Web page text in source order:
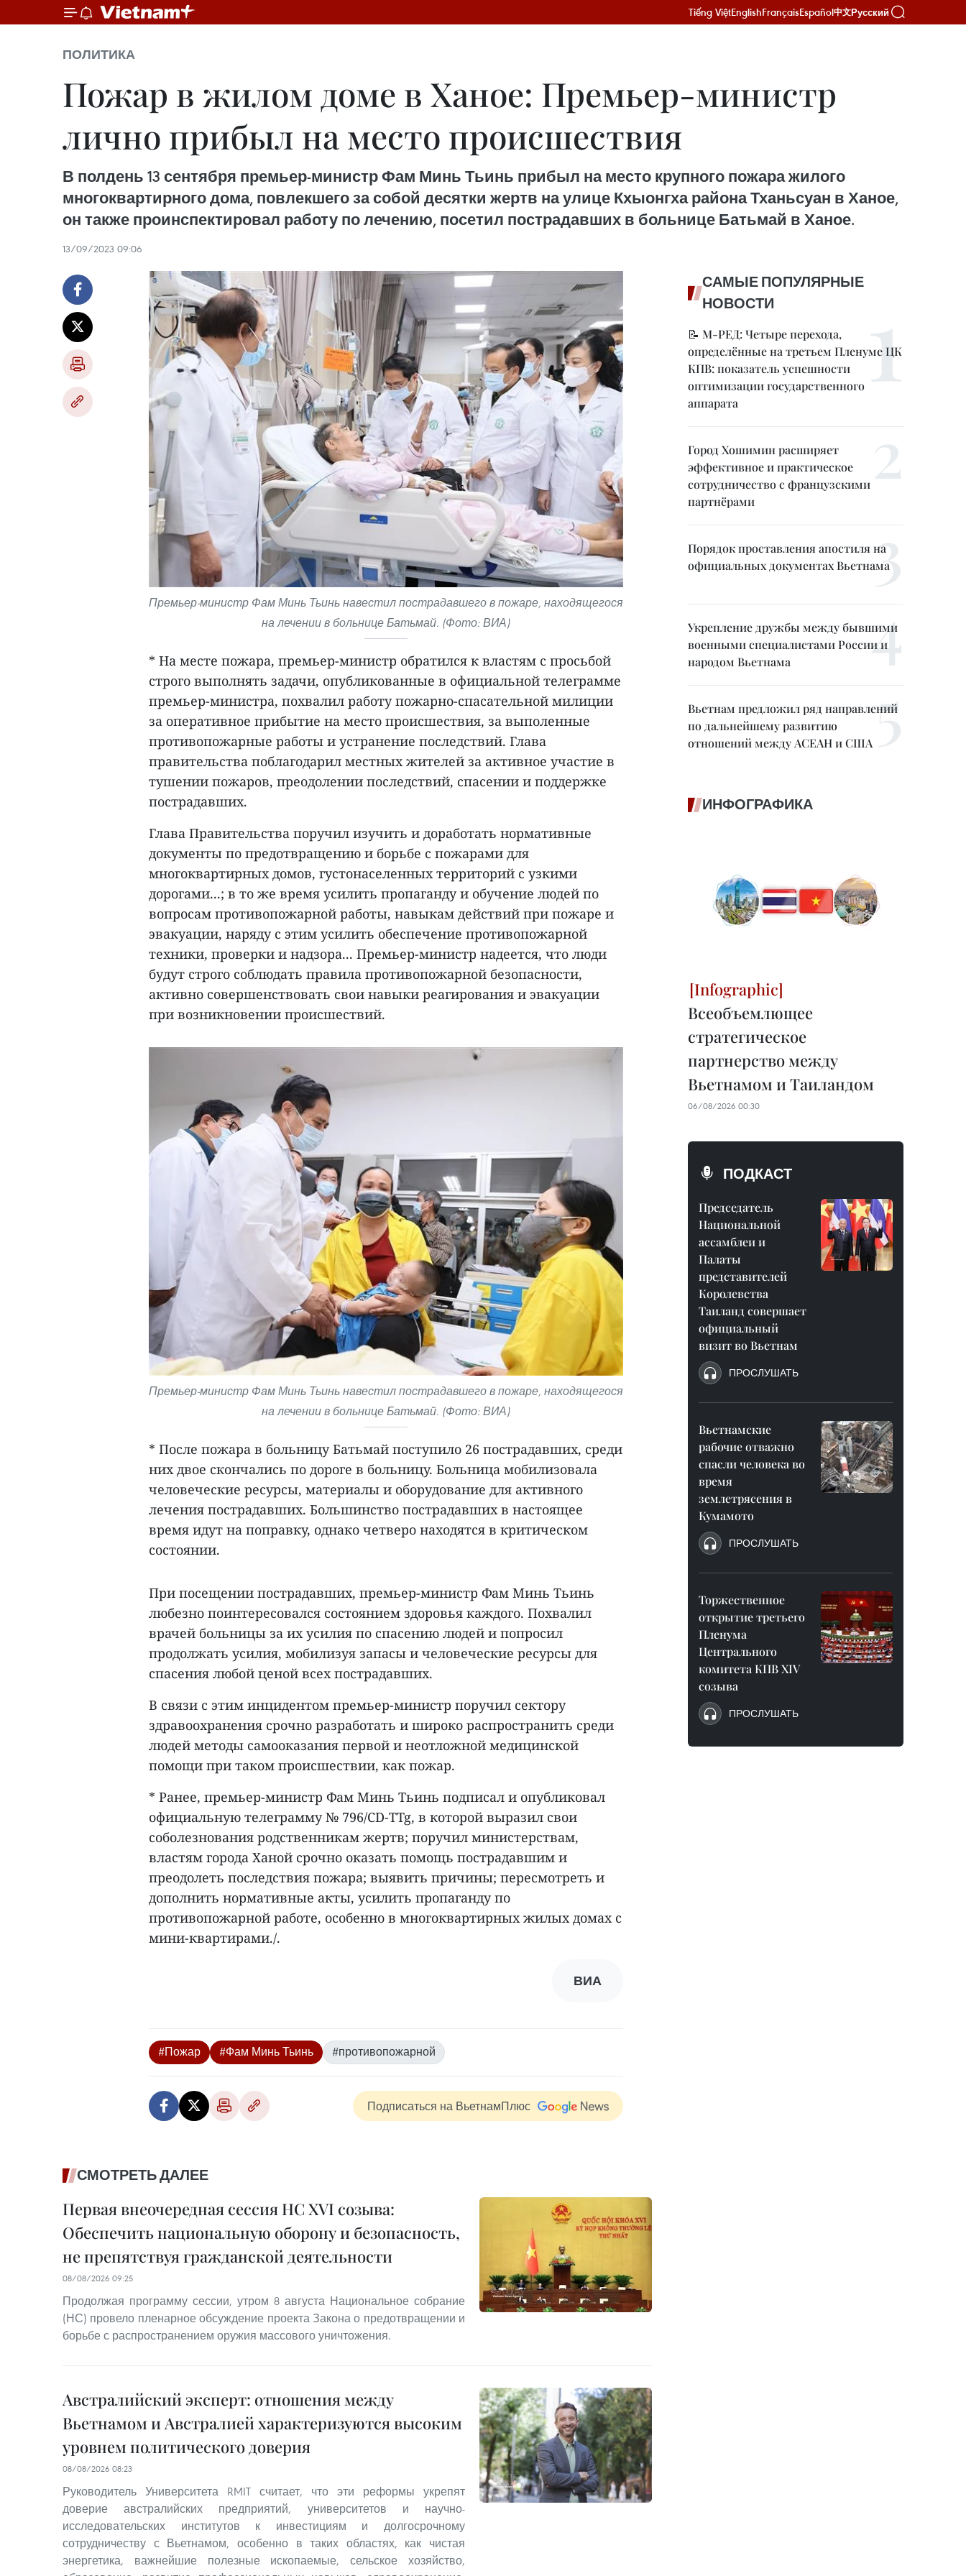
Tiếng ViệtEnglishFrançaisEspañol中文Русский
ПОЛИТИКА
Пожар в жилом доме в Ханое: Премьер-министр
лично прибыл на место происшествия
В полдень 13 сентября премьер-министр Фам Минь Тьинь прибыл на место крупного пожара жилого
многоквартирного дома, повлекшего за собой десятки жертв на улице Кхыонгха района Тханьсуан в Ханое,
он также проинспектировал работу по лечению, посетил пострадавших в больнице Батьмай в Ханое.
13/09/2023 09:06
Премьер-министр Фам Минь Тьинь навестил пострадавшего в пожаре, находящегося
на лечении в больнице Батьмай. (Фото: ВИА)
* На месте пожара, премьер-министр обратился к властям с просьбой
строго выполнять задачи, опубликованные в официальной телеграмме
премьер-министра, похвалил работу пожарно-спасательной милиции
за оперативное прибытие на место происшествия, за выполенные
противопожарные работы и устранение последствий. Глава
правительства поблагодарил местных жителей за активное участие в
тушении пожаров, преодолении последствий, спасении и поддержке
пострадавших.
Глава Правительства поручил изучить и доработать нормативные
документы по предотвращению и борьбе с пожарами для
многоквартирных домов, густонаселенных территорий с узкими
дорогами...; в то же время усилить пропаганду и обучение людей по
вопросам противопожарной работы, навыкам действий при пожаре и
эвакуации, наряду с этим усилить обеспечение противопожарной
техники, проверки и надзора... Премьер-министр надеется, что люди
будут строго соблюдать правила противопожарной безопасности,
активно совершенствовать свои навыки реагирования и эвакуации
при возникновении происшествий.
Премьер-министр Фам Минь Тьинь навестил пострадавшего в пожаре, находящегося
на лечении в больнице Батьмай. (Фото: ВИА)
* После пожара в больницу Батьмай поступило 26 пострадавших, среди
них двое скончались по дороге в больницу. Больница мобилизовала
человеческие ресурсы, материалы и оборудование для активного
лечения пострадавших. Большинство пострадавших в настоящее
время идут на поправку, однако четверо находятся в критическом
состоянии.
При посещении пострадавших, премьер-министр Фам Минь Тьинь
любезно поинтересовался состоянием здоровья каждого. Похвалил
врачей больницы за их усилия по спасению людей и попросил
продолжать усилия, мобилизуя запасы и человеческие ресурсы для
спасения любой ценой всех пострадавших.
В связи с этим инцидентом премьер-министр поручил сектору
здравоохранения срочно разработать и широко распространить среди
людей методы самооказания первой и неотложной медицинской
помощи при таком происшествии, как пожар.
* Ранее, премьер-министр Фам Минь Тьинь подписал и опубликовал
официальную телеграмму № 796/CD-TTg, в которой выразил свои
соболезнования родственникам жертв; поручил министерствам,
властям города Ханой срочно оказать помощь пострадавшим и
преодолеть последствия пожара; выявить причины; пересмотреть и
дополнить нормативные акты, усилить пропаганду по
противопожарной работе, особенно в многоквартирных жилых домах с
мини-квартирами./.
ВИА
#Пожар #Фам Минь Тьинь #противопожарной
Подписаться на ВьетнамПлюс
СМОТРЕТЬ ДАЛЕЕ
Первая внеочередная сессия НС XVI созыва:
Обеспечить национальную оборону и безопасность,
не препятствуя гражданской деятельности
08/08/2026 09:25
Продолжая программу сессии, утром 8 августа Национальное собрание
(НС) провело пленарное обсуждение проекта Закона о предотвращении и
борьбе с распространением оружия массового уничтожения.
Австралийский эксперт: отношения между
Вьетнамом и Австралией характеризуются высоким
уровнем политического доверия
08/08/2026 08:23
Руководитель Университета RMIT считает, что эти реформы укрепят
доверие австралийских предприятий, университетов и научно-
исследовательских институтов к инвестициям и долгосрочному
сотрудничеству с Вьетнамом, особенно в таких областях, как чистая
энергетика, важнейшие полезные ископаемые, сельское хозяйство,
САМЫЕ ПОПУЛЯРНЫЕ
НОВОСТИ
📝 М-РЕД: Четыре перехода,
определённые на третьем Пленуме ЦК
КПВ: показатель успешности
оптимизации государственного
аппарата
Город Хошимин расширяет
эффективное и практическое
сотрудничество с французскими
партнёрами
Порядок проставления апостиля на
официальных документах Вьетнама
Укрепление дружбы между бывшими
военными специалистами России и
народом Вьетнама
Вьетнам предложил ряд направлений
по дальнейшему развитию
отношений между АСЕАН и США
ИНФОГРАФИКА
Всеобъемлющее
стратегическое
партнерство между
Вьетнамом и Таиландом
06/08/2026 00:30
ПОДКАСТ
Председатель
Национальной
ассамблеи и
Палаты
представителей
Королевства
Таиланд совершает
официальный
визит во Вьетнам
ПРОСЛУШАТЬ
Вьетнамские
рабочие отважно
спасли человека во
время
землетрясения в
Кумамото
ПРОСЛУШАТЬ
Торжественное
открытие третьего
Пленума
Центрального
комитета КПВ XIV
созыва
ПРОСЛУШАТЬ